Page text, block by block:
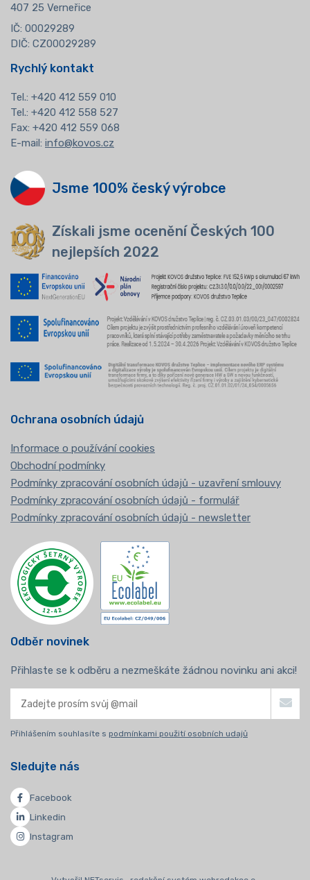
407 25 Verneřice
IČ: 00029289
DIČ: CZ00029289
Rychlý kontakt
Tel.: +420 412 559 010
Tel.: +420 412 558 527
Fax: +420 412 559 068
E-mail: info@kovos.cz
Jsme 100% český výrobce
Získali jsme ocenění Českých 100
nejlepších 2022
Ochrana osobních údajů
Informace o používání cookies
Obchodní podmínky
Podmínky zpracování osobních údajů - uzavření smlouvy
Podmínky zpracování osobních údajů - formulář
Podmínky zpracování osobních údajů - newsletter
Odběr novinek
Přihlaste se k odběru a nezmeškáte žádnou novinku ani akci!
Přihlášením souhlasíte s podmínkami použití osobních udajů
Sledujte nás
Facebook
Linkedin
Instagram